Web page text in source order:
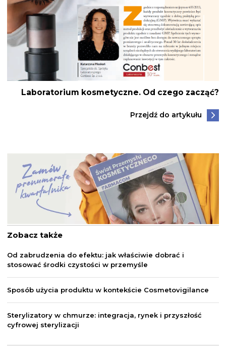
Przejdź do artykułu
Laboratorium kosmetyczne. Od czego zacząć?
Zobacz także
Od zabrudzenia do efektu: jak właściwie dobrać i
stosować środki czystości w przemyśle
Sposób użycia produktu w kontekście Cosmetovigilance
Sterylizatory w chmurze: integracja, rynek i przyszłość
cyfrowej sterylizacji